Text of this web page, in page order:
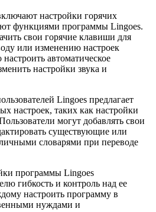
настройки горячих
функциями программы Lingoes.
свои горячие клавиши для
или изменению настроек
автоматическое
настройки звука и
Lingoes предлагает
настроек, таких как настройки
могут добавлять свои
существующие или
словарями при переводе
программы Lingoes
гибкость и контроль над ее
настроить программу в
нуждами и